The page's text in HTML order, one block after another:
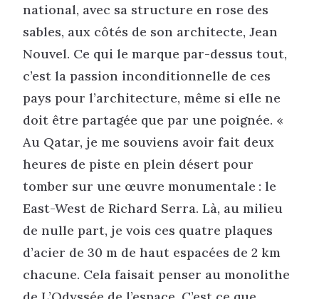
national, avec sa structure en rose des
sables, aux côtés de son architecte, Jean
Nouvel. Ce qui le marque par-dessus tout,
c’est la passion inconditionnelle de ces
pays pour l’architecture, même si elle ne
doit être partagée que par une poignée. «
Au Qatar, je me souviens avoir fait deux
heures de piste en plein désert pour
tomber sur une œuvre monumentale : le
East-West de Richard Serra. Là, au milieu
de nulle part, je vois ces quatre plaques
d’acier de 30 m de haut espacées de 2 km
chacune. Cela faisait penser au monolithe